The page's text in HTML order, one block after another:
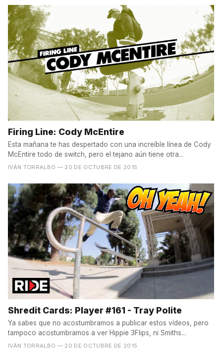
Firing Line: Cody McEntire
Esta mañana te has despertado con una increíble línea de Cody
McEntire todo de switch, pero el tejano aún tiene otra...
IVÁN TORRALBO — 20 DE OCTUBRE DE 2015
Shredit Cards: Player #161 - Tray Polite
Ya sabes que no acostumbramos a publicar estos vídeos, pero
tampoco acostumbramos a ver Hippie 3Flips, ni Smiths...
IVÁN TORRALBO — 20 DE OCTUBRE DE 2015